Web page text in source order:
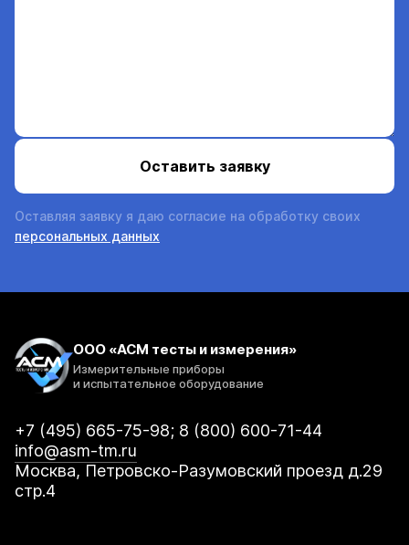
Оставляя заявку я даю согласие на обработку своих
персональных данных
ООО «АСМ тесты и измерения»
Измерительные приборы
и испытательное оборудование
+7 (495) 665-75-98; 8 (800) 600-71-44
info@asm-tm.ru
Москва, Петровско-Разумовский проезд д.29
стр.4